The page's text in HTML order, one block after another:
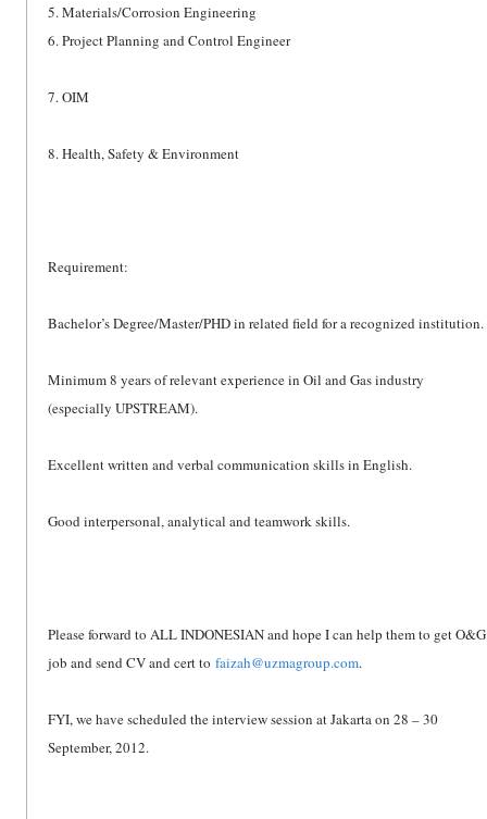
5. Materials/Corrosion Engineering
6. Project Planning and Control Engineer
7. OIM
8. Health, Safety & Environment
Requirement:
Bachelor’s Degree/Master/PHD in related field for a recognized institution.
Minimum 8 years of relevant experience in Oil and Gas industry
(especially UPSTREAM).
Excellent written and verbal communication skills in English.
Good interpersonal, analytical and teamwork skills.
Please forward to ALL INDONESIAN and hope I can help them to get O&G
job and send CV and cert to faizah@uzmagroup.com.
FYI, we have scheduled the interview session at Jakarta on 28 – 30
September, 2012.